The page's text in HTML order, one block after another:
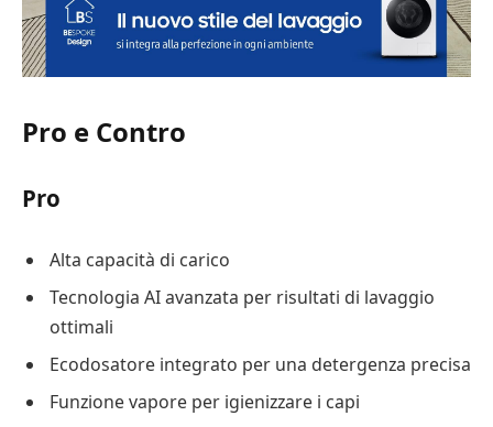
Pro e Contro
Pro
Alta capacità di carico
Tecnologia AI avanzata per risultati di lavaggio
ottimali
Ecodosatore integrato per una detergenza precisa
Funzione vapore per igienizzare i capi